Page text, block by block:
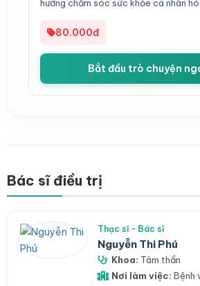
hướng chăm sóc sức khỏe cá nhân
80.000đ
Bắt đầu trò chuyện
Bác sĩ điều trị
Thạc sĩ - Bác sĩ
Nguyễn Thi Phú
Khoa: Tâm thần
Nơi làm việc: Bệnh